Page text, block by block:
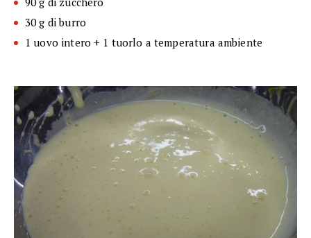
30 g di burro
1 uovo intero + 1 tuorlo a temperatura ambiente